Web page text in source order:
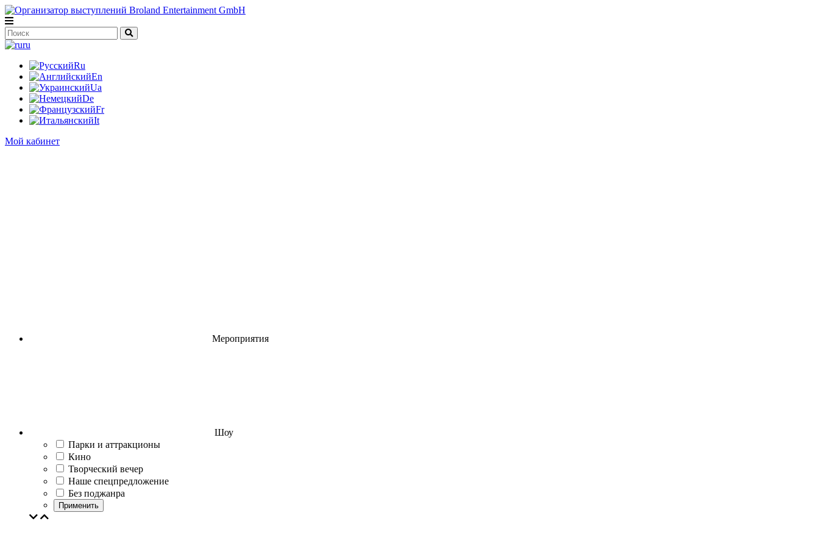
ru
Ru
En
Ua
De
Fr
It
Мой кабинет
Мероприятия
Шоу
Парки и аттракционы
Кино
Творческий вечер
Наше спецпредложение
Без поджанра
Применить